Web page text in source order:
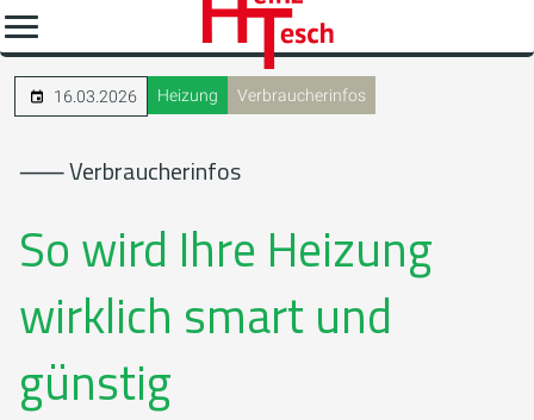
16.03.2026 Heizung Verbraucherinfos
⸺ Verbraucherinfos
So wird Ihre Heizung
wirklich smart und
günstig